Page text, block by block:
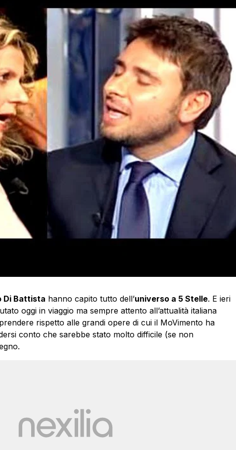
Di Battista hanno capito tutto dell’universo a 5 Stelle. E ieri
oggi in viaggio ma sempre attento all’attualità italiana
rispetto alle grandi opere di cui il MoVimento ha
conto che sarebbe stato molto difficile (se non